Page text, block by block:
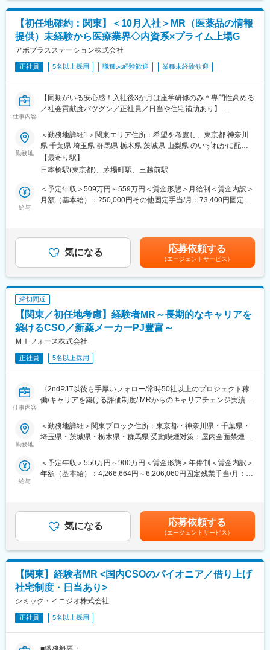
認定資格制度を設けています。現在はオンコロジー分野で「血液
がん」と「固形がん」の2つのコースが展開されています。
変更の範囲：会社の定める業務
＼求人のポイント／
◎未経験から医療業界へ｜大手製薬会社のプロジェクトで働ける
◎3ヶ月研修＋OJTでゼロから育成｜専門性の高いキャリア形成
◎年収500万円～＋社宅補助あり｜収入アップ可能
◎異業種出身者（営業、接客、旅行・ホテル、介護、公務員、教
■入社後の流れ
▽約3ヶ月の研修（医療知識・業務理解）
けながら実務習得
▽キャリア形成（MR経験者スペシャリスト・管理職や本社管理職
へのキャリアアップ＆キャリアチェンジの可能性アリ）
■充実した研修制度
・入社後3ヶ月は研修に専念（基礎から習得）
・全員未経験入社！同期とスタートできる環境
・外勤手当（1日1,500円）
・社宅制度（家賃60％会社負担）※条件あり
■当社の特徴
研修終了後は各製薬メーカーのプロジェクトに配属される『コン
クラクトMR』。配属期間は平均2～3年程。新薬を中心にプロジ
ェクトが豊富にあり、成長機会が広がります。
がんや希少疾患の医薬品担当など専門性を深めるキャリアや、マ
ネジメント・人材育成など多様なキャリアパスが可能。
つくため、将来にわたって活かせる市場価値の高いキャリアを築
くことが可能です。
変更の範囲：会社の定める業務
表記です。
【初任地確約：関東】＜10月入社＞MR（医薬品の情報
提供）未経験から医療業界◇内資系×プライム上場G
アポプラスステーション株式会社
正社員 5名以上採用 職種未経験歓迎 業種未経験歓迎
仕事内容
【同期がいる安心感！入社後3か月は座学研修のみ＊専門性高める
／社会貢献度バツグン／正社員／日当や住宅補助あり】
★本ポジションは、未経験から医療業界で活躍できます！
・医療を通じて社会に貢献したい
・仕事を通じて学びを深め自己の成長を実感したい
・専門職として知識、技能を身に付けたい
・内資系の安定企業で働きたい
という方にはおススメです！
＜2人に1人は未経験入社、75%は異業種からの転職者です＞
品に関する情報提供を行います。
医薬品は「どの成分に、どのような効果があって、誰に使うと良
いのか」などの情報が付加されて、初めて効果的に使うことがで
きます。医師への適切な医薬品情報の提供を通じて、患者さんの
治療、地域医療課題に貢献することができます。
・入社から3か月間：座学研修（導入教育）のみ
わせて行う、MR認定試験に100％を担保する対策講座がありま
す。
フォロー体制を整えております。
★入社同期がいるため、一緒に頑張れる環境です！専門性の高い
■魅力ポイント：
＜安定性＞
・当社は、東証プライム上場以来、10期連続で増収中のクオール
グループに属しており、主力事業を担っています。
＜社会貢献度の高さ＞
＜頑張りは適切に評価＞
成果に応じた評価制度が整っており、頑張り次第で大幅な年収UP
■福利厚生（転勤を伴う場合）：
勤務地
＜勤務地詳細1＞関東エリア住所：希望を考慮し、東京都 神奈川
県 千葉県 埼玉県 群馬県 栃木県 茨城県 山梨県 のいずれかに配属
致します。受動喫煙対策：屋内全面禁煙＜勤務地詳細2＞本社住
所：東京都中央区日本橋2-14-1 フロントプレイス日本橋勤務地最
更の範囲：会社の定める事業所
【最寄り駅】
日本橋駅(東京都)、茅場町駅、三越前駅
給与
＜予定年収＞509万円～559万円＜賃金形態＞月給制＜賃金内訳＞
月額（基本給）：250,000円その他固定手当/月：73,400円固定残
どを考慮し、規定により決定します。※年収の他に別途日当（月額
3～4万円）・諸手当有昇給：年1回★頑張りに応じて年収UP★赴
任先の評価次第で大幅に年収をUPできます。（年2回業績給改
定）賃金はあくまでも目安の金額であり、選考を通じて上下する
可能性があります。月給(月額)は固定手当を含めた表記です。
気になる 応募依頼する
（エージェントサービス）
締切間近
【関東／初任地考慮】経験者MR～長期的なキャリアを
築けるCSO／新薬メーカーPJ豊富～
ＭＩフォース株式会社
正社員 5名以上採用
仕事内容
〈2ndPJT以後も手厚いフォロー/常時50社以上のプロジェクト稼
働/キャリアを築ける評価制度/ MRからのキャリアチェンジ実績有
クライアントである製薬会社のプロジェクトに所属し、MRとして
活躍していただきます。病院やクリニックの医師や医療関係者に
【同社の特徴】
■必ず新薬メーカーのプロジェクトにアサインします
オンコロジーを含め、希少疾患領域も多数ございますので、スペ
シャリスト、ゼネラリストどちらも目指すことが可能です。
■少数精鋭ならではの魅力～待機リスクが低いため、安心して就業
できる環境です～
適切なフォローを実施するために約300人のMR数を保って運営し
ており、プロジェクト終了の数か月前から面談を実施しているた
め、隙間なくアサインすることができますのでMRの成長機会を奪
うことは決してございません。適切なフォローが顧客である製薬
企業からの満足にもつながり、業界内でも評価されています。
■親身なフォロー体制とキャリアを築ける評価制度
勤務地
＜勤務地詳細＞関東ブロック住所：東京都・神奈川県・千葉県・
埼玉県・茨城県・栃木県・群馬県 受動喫煙対策：屋内全面禁煙変
給与
＜予定年収＞550万円～900万円＜賃金形態＞年俸制＜賃金内訳＞
年額（基本給）：4,266,664円～6,206,060円固定残業手当/月：
給与補足＞■別途、外勤手当など手当支給※経験・能力などを考慮
の上、話し合いで決定賃金はあくまでも目安の金額であり、選考
を通じて上下する可能性があります。月給(月額)は固定手当を含め
た表記です。
気になる 応募依頼する
（エージェントサービス）
【関東】経験者MR <国内CSOのパイオニア／借り上げ
社宅制度・日当あり>
シミック・イニジオ株式会社
正社員 5名以上採用